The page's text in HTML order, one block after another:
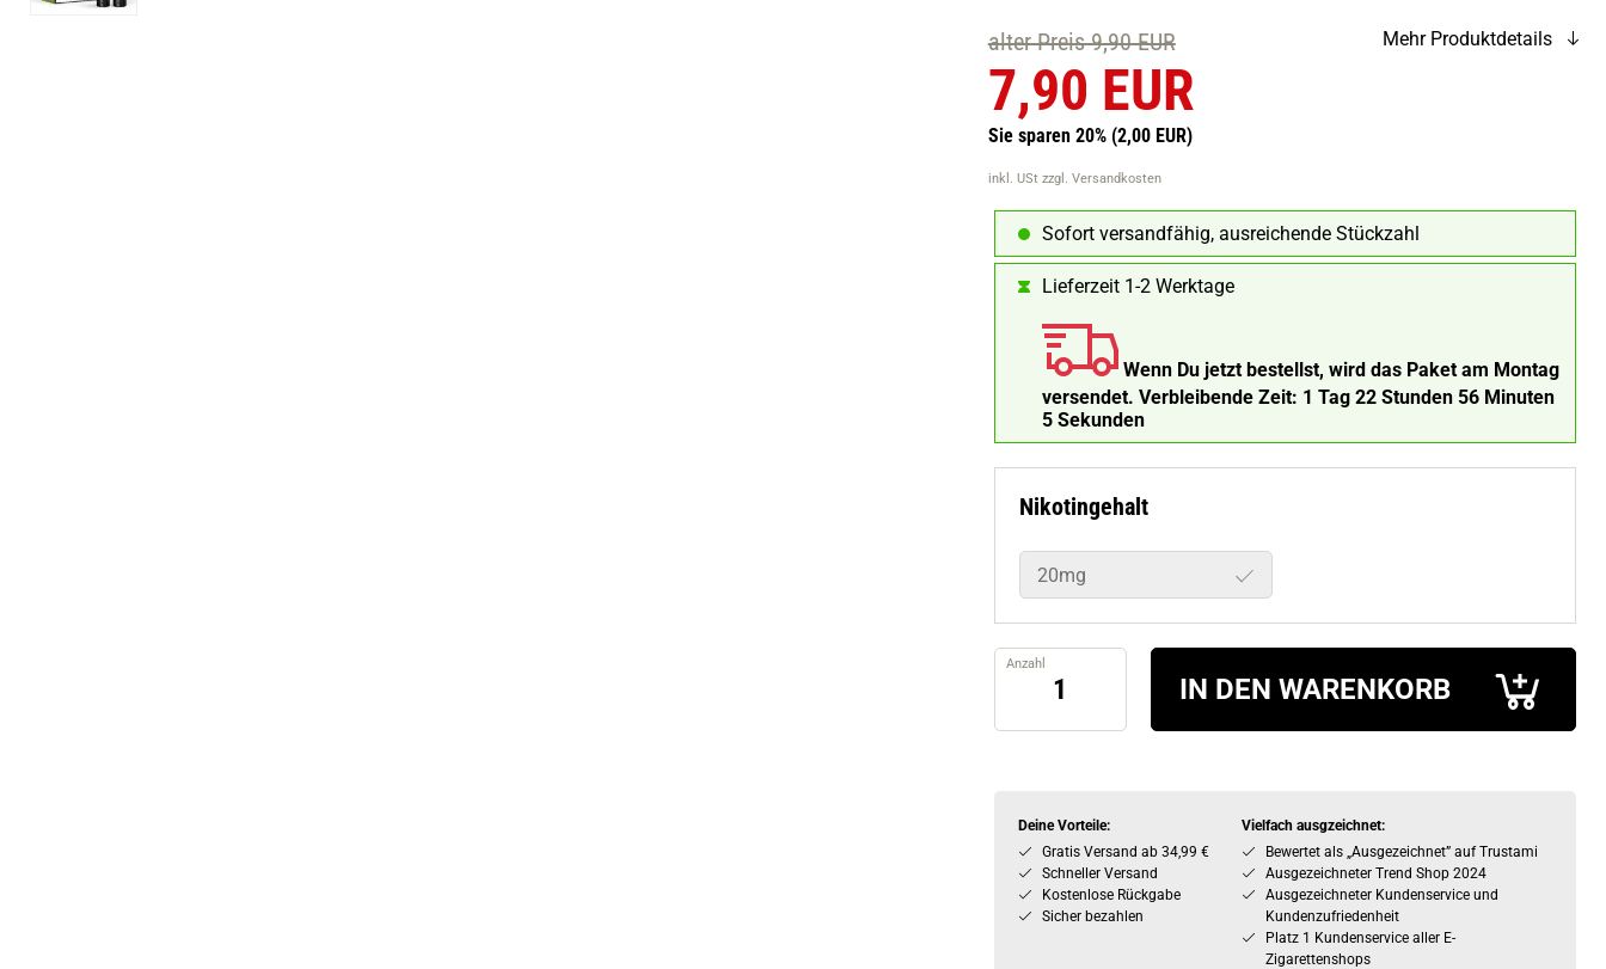
alter Preis 9,90 EUR
7,90 EUR
Sie sparen 20% (2,00 EUR)
inkl. USt zzgl. Versandkosten
Mehr Produktdetails
Sofort versandfähig, ausreichende Stückzahl
Lieferzeit 1-2 Werktage
Wenn Du jetzt bestellst, wird das Paket am Montag
versendet. Verbleibende Zeit: 1 Tag 22 Stunden 56 Minuten
4 Sekunden
Nikotingehalt
20mg
Anzahl
IN DEN WARENKORB
Deine Vorteile:
Gratis Versand ab 34,99 €
Schneller Versand
Kostenlose Rückgabe
Sicher bezahlen
Vielfach ausgzeichnet:
Bewertet als „Ausgezeichnet” auf Trustami
Ausgezeichneter Trend Shop 2024
Ausgezeichneter Kundenservice und
Kundenzufriedenheit
Platz 1 Kundenservice aller E-
Zigarettenshops